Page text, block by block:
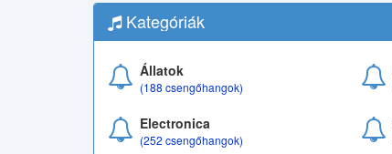
Kategóriák
Állatok
(188 csengőhangok)
Electronica
(252 csengőhangok)